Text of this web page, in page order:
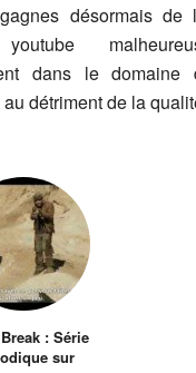
désormais de
dans le domaine
détriment de la
: Série
sur